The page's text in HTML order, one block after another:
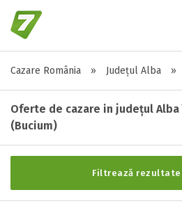
Cazare România » Județul Alba »
Oferte de cazare in județul
(Bucium)
Filtrează rezultate
Stele / margarete
Neclasificat
1 stea / margareta
3 stele / margarete
4 stele / margarete